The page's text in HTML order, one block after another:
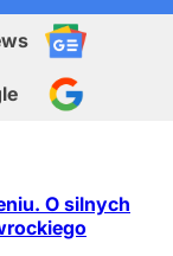
O silnych